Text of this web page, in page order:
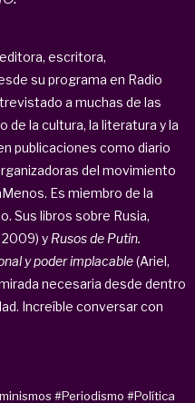
escritora,
su programa en Radio
a muchas de las
la cultura, la literatura y la
publicaciones como diario
del movimiento
Es miembro de la
Sus libros sobre Rusia,
y Rusos de Putin.
y poder implacable(Ariel,
necesaria desde dentro
Increíble conversar con
#Periodismo #Política